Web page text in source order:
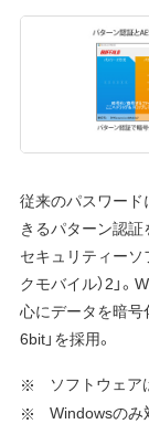
従来のパスワード
きるパターン認
セキュリティーソ
クモバイル）2」
心にデータを暗号
6bit」を採用。
ソフトウェア
Windowsのみ